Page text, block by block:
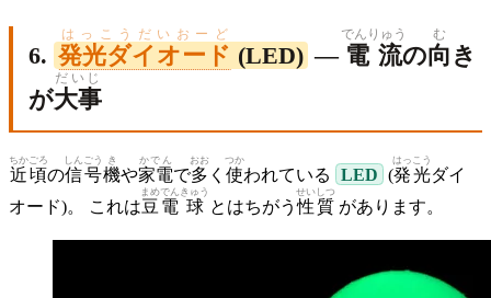
6. 発光ダイオード
はっこうだいおーど
(LED) — 電流
でんりゅう
の向
む
き
が大事
だいじ
近頃
ちかごろ
の信号
しんごう
機
き
や家電
かでん
で多
おお
く 使
つか
われている LED (発光
はっこう
ダイ
オード)。 これは豆
まめ
電
でん
球
きゅう
とはちがう性
せい
質
しつ
があります。